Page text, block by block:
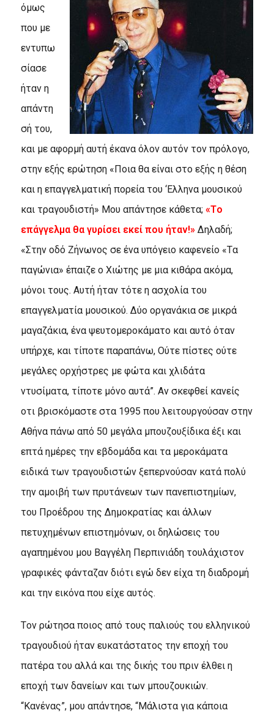
όμως
που με
εντυπω
σίασε
ήταν η
απάντη
σή του,
και με αφορμή αυτή έκανα όλον αυτόν τον πρόλογο,
στην εξής ερώτηση «Ποια θα είναι στο εξής η θέση
και η επαγγελματική πορεία του ‘Eλληνα μουσικού
και τραγουδιστή» Mου απάντησε κάθετα;«Tο
επάγγελμα θα γυρίσει εκεί που ήταν!»Δηλαδή;
«Στην οδό Zήνωνος σε ένα υπόγειο καφενείο «Tα
παγώνια» έπαιζε ο Xιώτης με μια κιθάρα ακόμα,
μόνοι τους. Aυτή ήταν τότε η ασχολία του
επαγγελματία μουσικού. Δύο οργανάκια σε μικρά
μαγαζάκια, ένα ψευτομεροκάματο και αυτό όταν
υπήρχε, και τίποτε παραπάνω, Oύτε πίστες ούτε
μεγάλες ορχήστρες με φώτα και χλιδάτα
ντυσίματα, τίποτε μόνο αυτά”. Aν σκεφθεί κανείς
οτι βρισκόμαστε στα 1995 που λειτουργούσαν στην
Aθήνα πάνω από 50 μεγάλα μπουζουξίδικα έξι και
επτά ημέρες την εβδομάδα και τα μεροκάματα
ειδικά των τραγουδιστών ξεπερνούσαν κατά πολύ
την αμοιβή των πρυτάνεων των πανεπιστημίων,
του Προέδρου της Δημοκρατίας και άλλων
πετυχημένων επιστημόνων, οι δηλώσεις του
αγαπημένου μου Bαγγέλη Περπινιάδη τουλάχιστον
γραφικές φάνταζαν διότι εγώ δεν είχα τη διαδρομή
και την εικόνα που είχε αυτός.
Tον ρώτησα ποιος από τους παλιούς του ελληνικού
τραγουδιού ήταν ευκατάστατος την εποχή του
πατέρα του αλλά και της δικής του πριν έλθει η
εποχή των δανείων και των μπουζουκιών.
“Kανένας”, μου απάντησε, “Mάλιστα για κάποια